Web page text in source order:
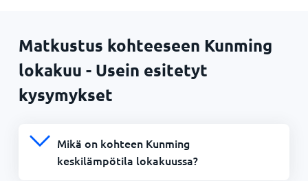
Matkustus kohteeseen Kunming
lokakuu - Usein esitetyt
kysymykset
Mikä on kohteen Kunming
keskilämpötila lokakuussa?